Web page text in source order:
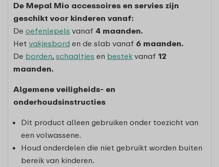
De Mepal Mio accessoires en servies zijn
geschikt voor kinderen vanaf:
De oefenlepels vanaf 4 maanden.
Het vakjesbord en de slab vanaf 6 maanden.
De borden, schaaltjes en bestek vanaf 12
maanden.
Algemene veiligheids- en
onderhoudsinstructies
Dit product alleen gebruiken onder toezicht van
een volwassene.
Houd onderdelen die niet gebruikt worden buiten
bereik van kinderen.